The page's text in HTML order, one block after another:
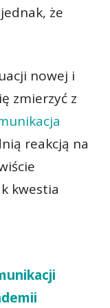
że
nowej i
zmierzyć z
reakcją na
kwestia